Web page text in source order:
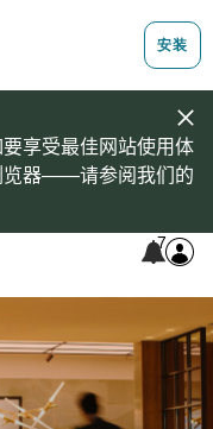
享受最佳网站使用体
览器——请参阅我们的
7